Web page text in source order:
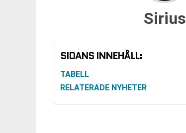
Sirius
SIDANS INNEHÅLL:
TABELL
RELATERADE NYHETER